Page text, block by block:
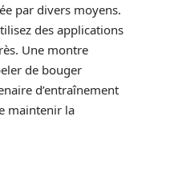
par divers moyens.
des applications
Une montre
de bouger
d’entraînement
maintenir la